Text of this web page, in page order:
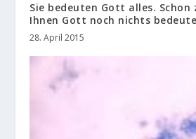
Sie bedeuten Gott alles. Schon
Ihnen Gott noch nichts
28. April 2015